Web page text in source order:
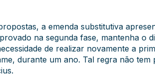
a emenda substitutiva
na segunda fase, mantenha o
de realizar novamente a
durante um ano. Tal regra não